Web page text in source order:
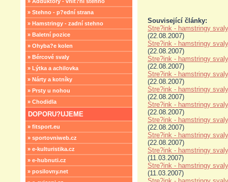
» Stehno - p?ední strana
» Hamstringy - zadní stehno
» Baletní pozice
» Ohyba?e kolen
» Bércové svaly
» Lýtka a achilovka
» Nárty a kotníky
» Prsty u nohou
» Chodidla
DOPORU?UJEME
» fitsport.eu
» sportovniweb.cz
» e-kulturistika.cz
» e-hubnuti.cz
» posilovny.net
Související články:
Stre?ink - hamstringy
(22.08.2007)
Stre?ink - hamstringy
(22.08.2007)
Stre?ink - hamstringy
(22.08.2007)
Stre?ink - hamstringy
(22.08.2007)
Stre?ink - hamstringy
(22.08.2007)
Stre?ink - hamstringy
(22.08.2007)
Stre?ink - hamstringy
(22.08.2007)
Stre?ink - hamstringy
(22.08.2007)
Stre?ink - hamstringy
(11.03.2007)
Stre?ink - hamstringy
(11.03.2007)